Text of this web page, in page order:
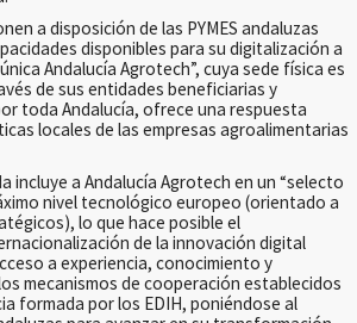
a disposición de las PYMES andaluzas
disponibles para su digitalización a
Andalucía Agrotech”, cuya sede física es
de sus entidades beneficiarias y
toda Andalucía, ofrece una respuesta
locales de las empresas agroalimentarias
incluye a Andalucía Agrotech en un “selecto
nivel tecnológico europeo (orientado a
lo que hace posible el
de la innovación digital
a experiencia, conocimiento y
mecanismos de cooperación establecidos
formada por los EDIH, poniéndose al